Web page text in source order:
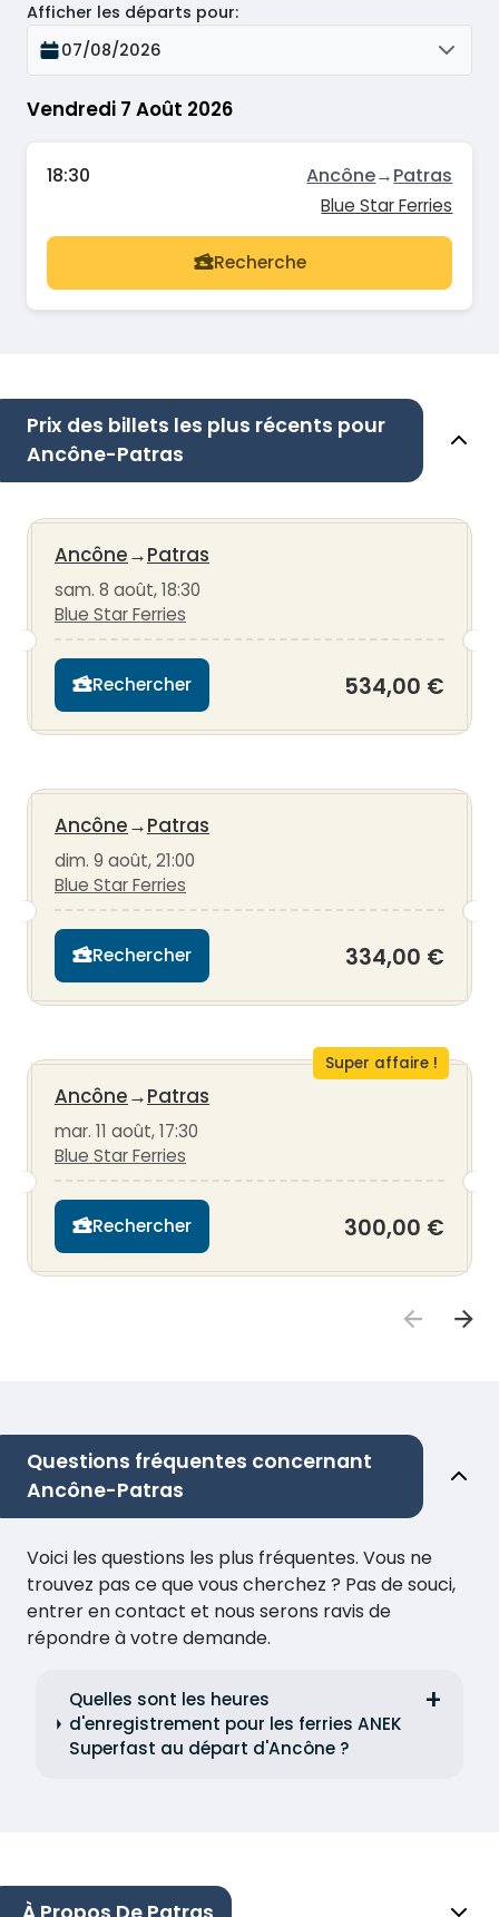
Vendredi 7 Août 2026
Afficher les départs pour:
07/08/2026
18:30 Ancône→Patras
Blue Star Ferries
Recherche
Prix des billets les plus récents pour
Ancône-Patras
Ancône→Patras
sam. 8 août, 18:30
Blue Star Ferries
Rechercher 534,00 €
Ancône→Patras
dim. 9 août, 21:00
Blue Star Ferries
Rechercher 334,00 €
Super affaire !
Ancône→Patras
mar. 11 août, 17:30
Blue Star Ferries
Rechercher 300,00 €
Questions fréquentes concernant
Ancône-Patras
Voici les questions les plus fréquentes. Vous ne
trouvez pas ce que vous cherchez ? Pas de souci,
entrer en contact et nous serons ravis de
répondre à votre demande.
Quelles sont les heures
d'enregistrement pour les ferries ANEK
Superfast au départ d'Ancône ?